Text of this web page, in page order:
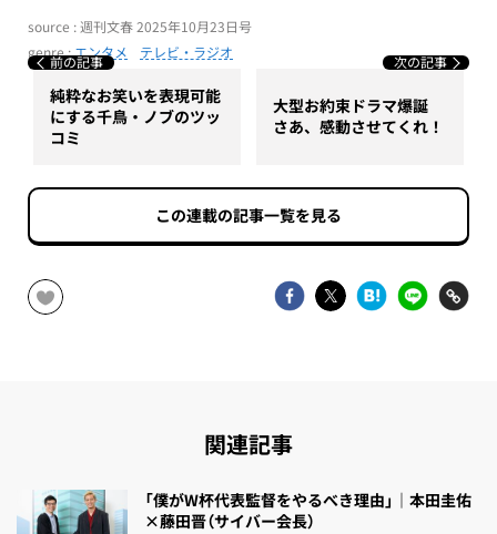
source : 週刊文春 2025年10月23日号
genre :エンタメ テレビ・ラジオ
前の記事
純粋なお笑いを表現可能
にする千鳥・ノブのツッ
コミ
次の記事
大型お約束ドラマ爆誕
さあ、感動させてくれ！
この連載の記事一覧を見る
関連記事
「僕がW杯代表監督をやるべき理由」｜本田圭佑
×藤田晋（サイバー会長）